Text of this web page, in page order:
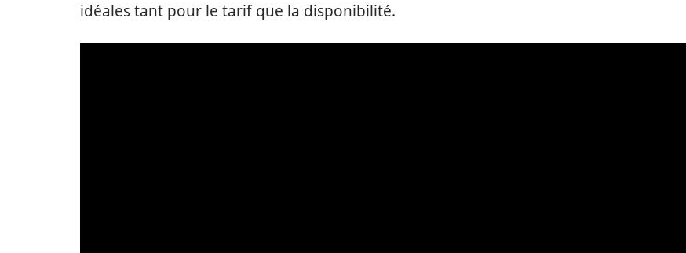
idéales tant pour le tarif que la disponibilité.